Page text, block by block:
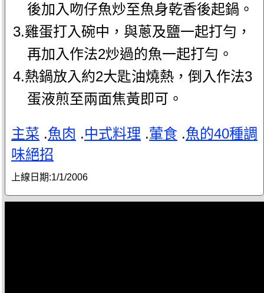
後加入吻仔魚炒至魚身乾香後起鍋。
3.雞蛋打入碗中，與蔥及鹽一起打勻，
再加入作法2炒過的魚一起打勻。
4.熱鍋放入約2大匙油燒熱，倒入作法3
蛋液煎至兩面焦黃即可。
主菜 .魚肉 .中式料理 .葷食 .魚的40種調
味絕招
上線日期:1/1/2006